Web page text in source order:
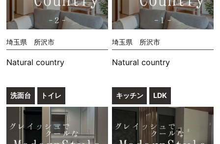
埼玉県 所沢市
Natural country
埼玉県 所沢市
Natural country
洗面台 トイレ キッチン LDK